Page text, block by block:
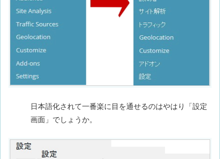
日本語化されて一番楽に目を通せるのはやはり「設定
画面」でしょうか。